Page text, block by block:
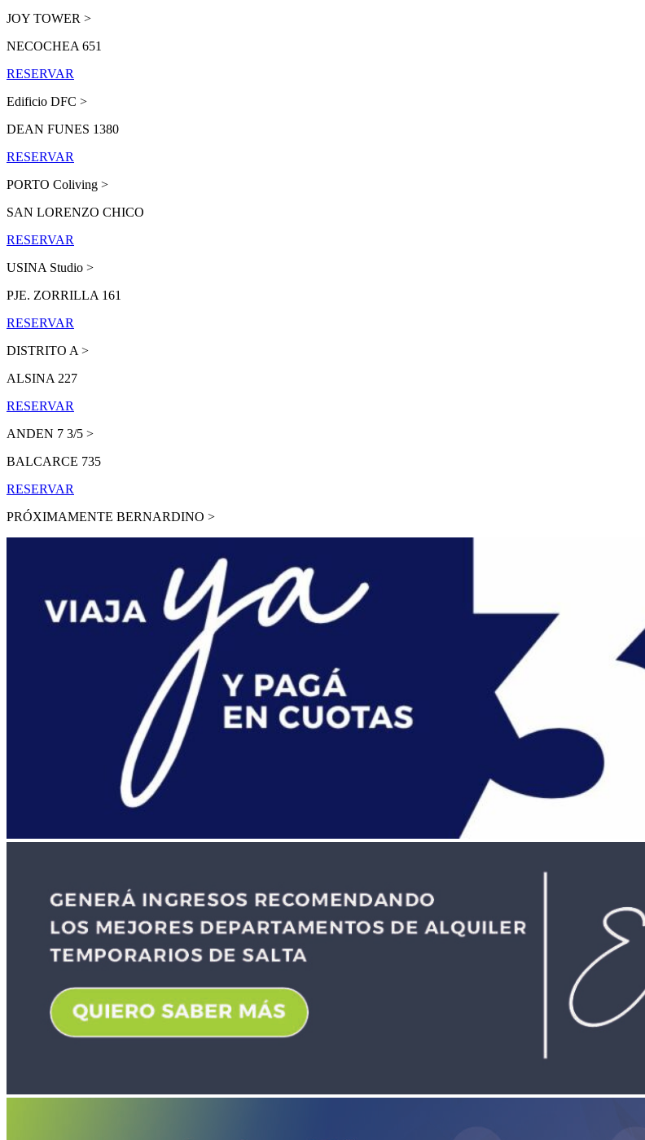
JOY TOWER >
NECOCHEA 651
RESERVAR
Edificio DFC >
DEAN FUNES 1380
RESERVAR
PORTO Coliving >
SAN LORENZO CHICO
RESERVAR
USINA Studio >
PJE. ZORRILLA 161
RESERVAR
DISTRITO A >
ALSINA 227
RESERVAR
ANDEN 7 3/5 >
BALCARCE 735
RESERVAR
PRÓXIMAMENTE BERNARDINO >